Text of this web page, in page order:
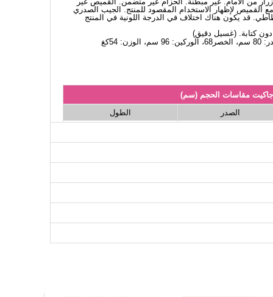
لإظهار الاستخدام المقصود للمنتج. الجيب الصدري
قد يكون هناك اختلاف في الدرجة اللونية في المنتج
جاكيت مقاسات الحجم (سم)
الصدر
الطول
104
52
108
52
124
52